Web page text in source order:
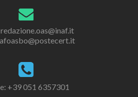
+39 051 6357301